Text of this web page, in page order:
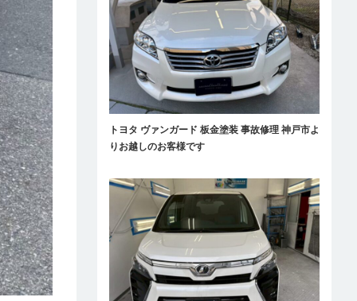
トヨタ ヴァンガード 板金塗装 事故修理 神戸市よ
りお越しのお客様です